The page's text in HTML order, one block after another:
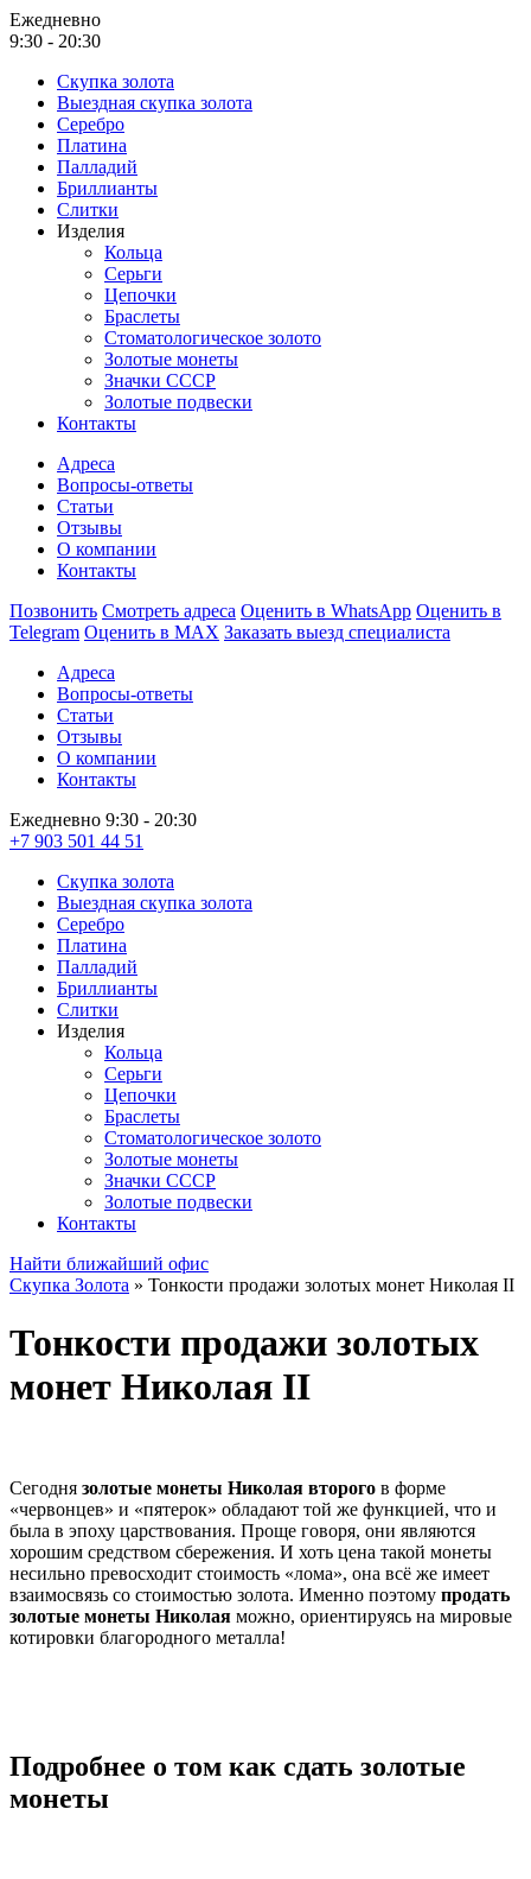
Ежедневно
9:30 - 20:30
Скупка золота
Выездная скупка золота
Серебро
Платина
Палладий
Бриллианты
Слитки
Изделия
Кольца
Серьги
Цепочки
Браслеты
Стоматологическое золото
Золотые монеты
Значки СССР
Золотые подвески
Контакты
Адреса
Вопросы-ответы
Статьи
Отзывы
О компании
Контакты
Позвонить Смотреть адреса Оценить в WhatsApp Оценить в
Telegram Оценить в MAX Заказать выезд специалиста
Адреса
Вопросы-ответы
Статьи
Отзывы
О компании
Контакты
Ежедневно 9:30 - 20:30
+7 903 501 44 51
Скупка золота
Выездная скупка золота
Серебро
Платина
Палладий
Бриллианты
Слитки
Изделия
Кольца
Серьги
Цепочки
Браслеты
Стоматологическое золото
Золотые монеты
Значки СССР
Золотые подвески
Контакты
Найти ближайший офис
Скупка Золота » Тонкости продажи золотых монет Николая II
Тонкости продажи золотых
монет Николая II
Сегодня золотые монеты Николая второго в форме
«червонцев» и «пятерок» обладают той же функцией, что и
была в эпоху царствования. Проще говоря, они являются
хорошим средством сбережения. И хоть цена такой монеты
несильно превосходит стоимость «лома», она всё же имеет
взаимосвязь со стоимостью золота. Именно поэтому продать
золотые монеты Николая можно, ориентируясь на мировые
котировки благородного металла!
Подробнее о том как сдать золотые
монеты